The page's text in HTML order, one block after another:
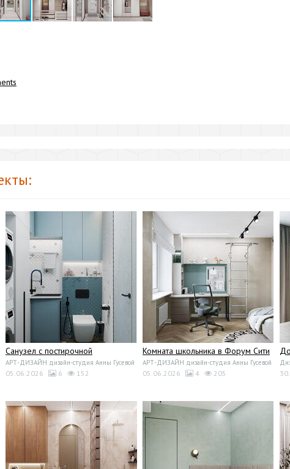
Санузел с постирочной
АРТ-ДИЗАЙН дизайн-студия Анны Гусевой
05.06.2026 6 152
Комната школьника в Форум Сити
АРТ-ДИЗАЙН дизайн-студия Анны Гусевой
05.06.2026 4 205